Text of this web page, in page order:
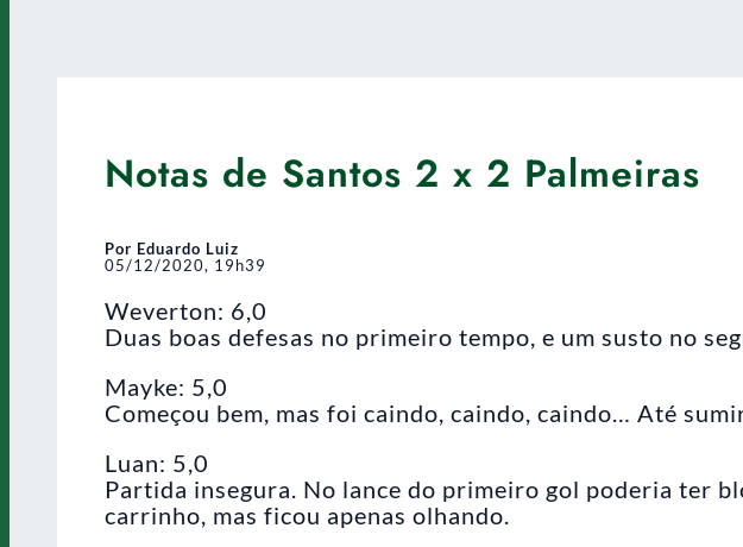
Notas de Santos 2 x 2 Palmeiras
Por Eduardo Luiz
05/12/2020, 19h39
Weverton: 6,0
Duas boas defesas no primeiro tempo, e um susto no
Mayke: 5,0
Começou bem, mas foi caindo, caindo, caindo… Até
Luan: 5,0
Partida insegura. No lance do primeiro gol poderia ter
carrinho, mas ficou apenas olhando.